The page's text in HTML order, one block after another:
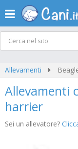
Allevamenti
Allevamenti
harrier
Sei un allevatore?